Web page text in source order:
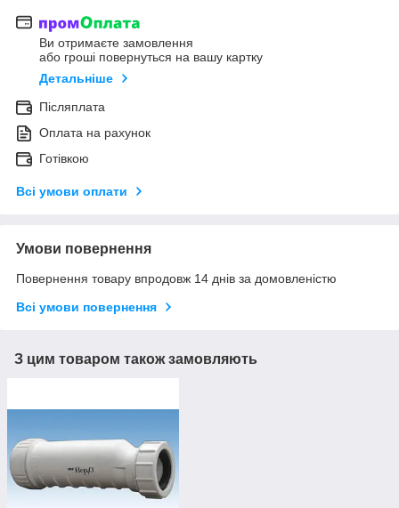
Ви отримаєте замовлення
або гроші повернуться на вашу картку
Детальніше
Післяплата
Оплата на рахунок
Готівкою
Всі умови оплати
Умови повернення
Повернення товару впродовж 14 днів за домовленістю
Всі умови повернення
З цим товаром також замовляють